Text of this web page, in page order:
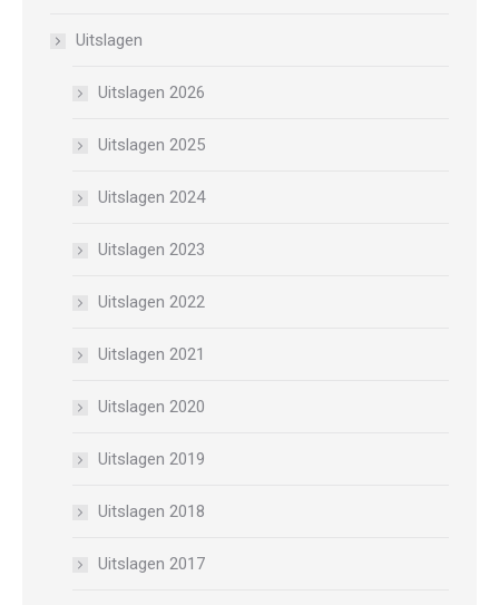
Uitslagen
Uitslagen 2026
Uitslagen 2025
Uitslagen 2024
Uitslagen 2023
Uitslagen 2022
Uitslagen 2021
Uitslagen 2020
Uitslagen 2019
Uitslagen 2018
Uitslagen 2017